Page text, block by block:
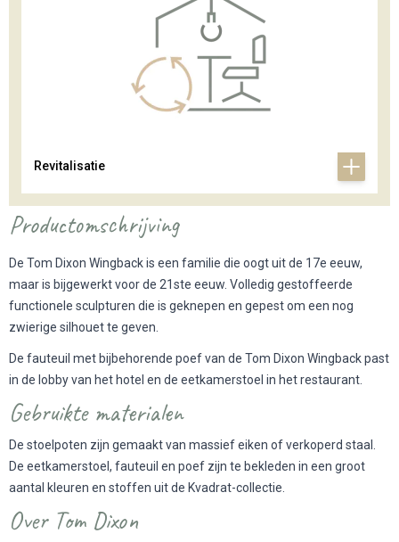
Revitalisatie
Productomschrijving
De Tom Dixon Wingback is een familie die oogt uit de 17e eeuw,
maar is bijgewerkt voor de 21ste eeuw. Volledig gestoffeerde
functionele sculpturen die is geknepen en gepest om een nog
zwierige silhouet te geven.
De fauteuil met bijbehorende poef van de Tom Dixon Wingback past
in de lobby van het hotel en de eetkamerstoel in het restaurant.
Gebruikte materialen
De stoelpoten zijn gemaakt van massief eiken of verkoperd staal.
De eetkamerstoel, fauteuil en poef zijn te bekleden in een groot
aantal kleuren en stoffen uit de Kvadrat-collectie.
Over Tom Dixon